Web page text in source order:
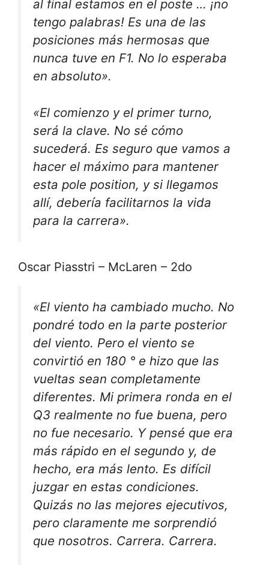
al final estamos en el poste … ¡no
tengo palabras! Es una de las
posiciones más hermosas que
nunca tuve en F1. No lo esperaba
en absoluto».
«El comienzo y el primer turno,
será la clave. No sé cómo
sucederá. Es seguro que vamos a
hacer el máximo para mantener
esta pole position, y si llegamos
allí, debería facilitarnos la vida
para la carrera».
Oscar Piasstri – McLaren – 2do
«El viento ha cambiado mucho. No
pondré todo en la parte posterior
del viento. Pero el viento se
convirtió en 180 ° e hizo que las
vueltas sean completamente
diferentes. Mi primera ronda en el
Q3 realmente no fue buena, pero
no fue necesario. Y pensé que era
más rápido en el segundo y, de
hecho, era más lento. Es difícil
juzgar en estas condiciones.
Quizás no las mejores ejecutivos,
pero claramente me sorprendió
que nosotros. Carrera. Carrera.